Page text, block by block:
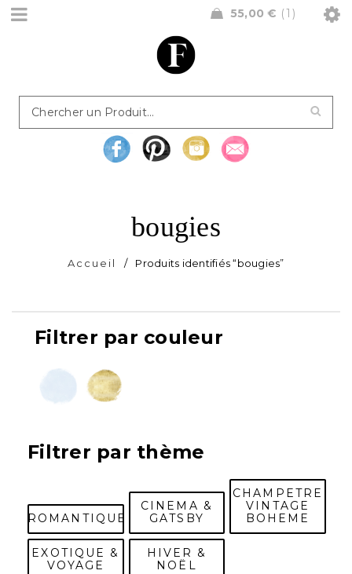
55,00€ 1
bougies
Accueil / Produits identifiés “bougies”
Filtrer par couleur
Filtrer par thème
ROMANTIQUE
CINEMA &
GATSBY
CHAMPETRE
VINTAGE
BOHEME
EXOTIQUE &
VOYAGE
HIVER &
NOËL